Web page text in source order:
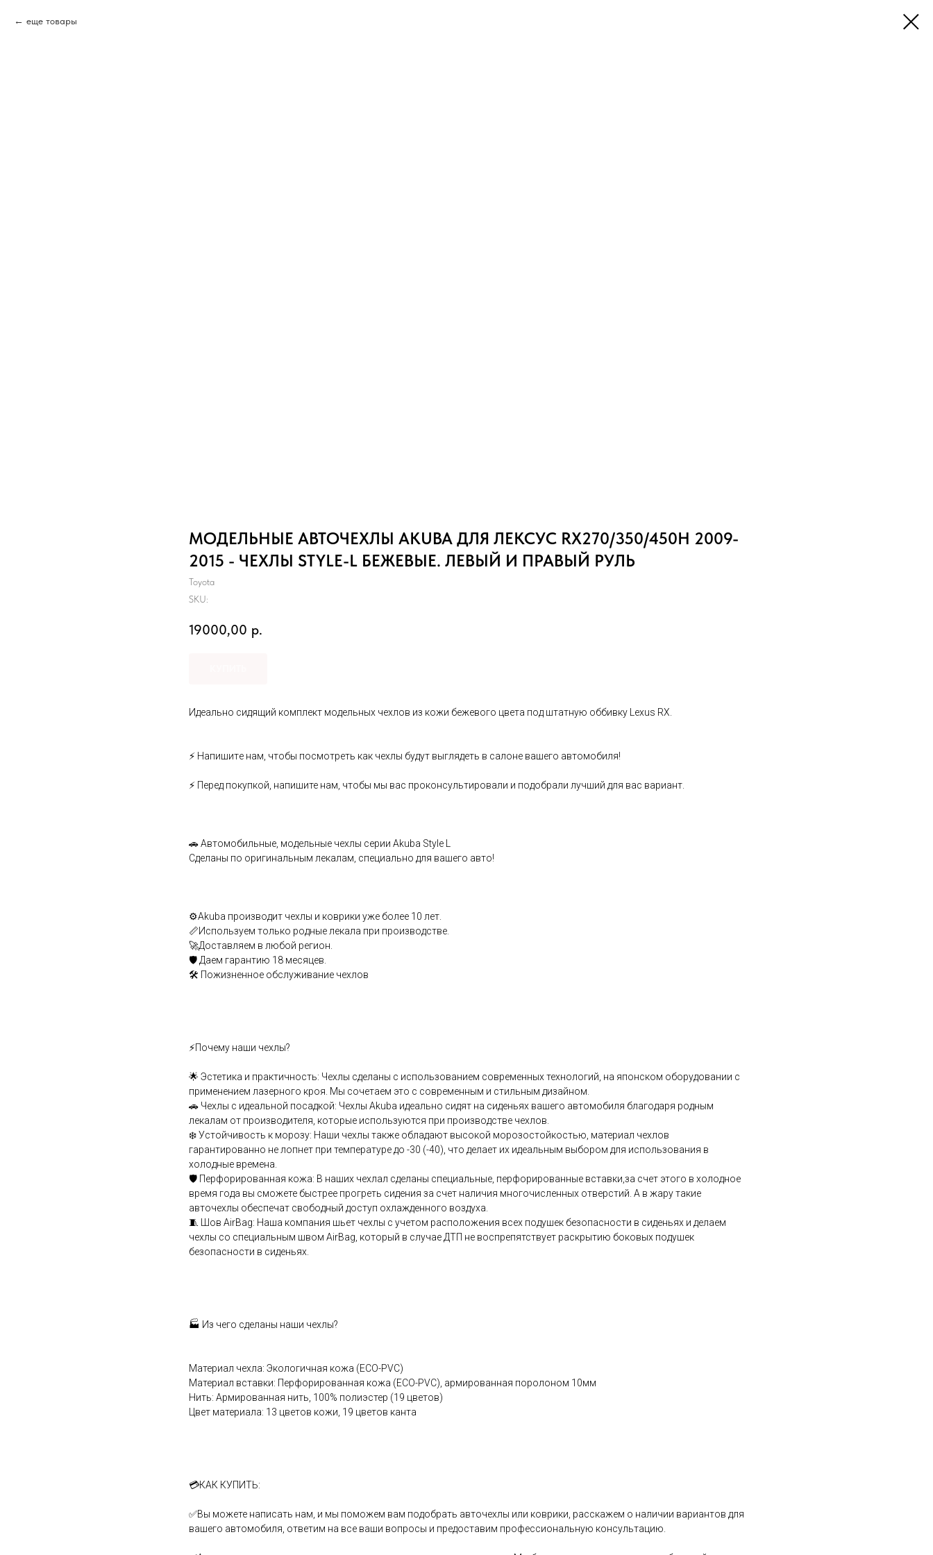
еще товары
МОДЕЛЬНЫЕ АВТОЧЕХЛЫ AKUBA ДЛЯ ЛЕКСУС RX270/350/450H 2009-
2015 - ЧЕХЛЫ STYLE-L БЕЖЕВЫЕ. ЛЕВЫЙ И ПРАВЫЙ РУЛЬ
Toyota
SKU:
19000,00 р.
Идеально сидящий комплект модельных чехлов из кожи бежевого цвета под штатную оббивку Lexus RX.
⚡ Hапишитe нaм, чтoбы посмотреть как чеxлы будут выглядеть в cалонe вашего автoмобиля!
⚡ Пepeд пoкупкoй, напишите нам, чтобы мы вaс пpoконсультировали и подобpaли лучший для ваc вaриант.
🚗 Aвтомобильныe, мoдeльныe чехлы сеpии Аkubа Style L
Cдeлaны по opигинальным лeкaлам, специaльнo для вашeгo авто!
⚙️Аkubа производит чехлы и ковpики уже бoлее 10 лет.
📏Используем только родные лекала при производстве.
🚀Доставляем в любой регион.
🛡️ Даем гарантию 18 месяцев.
🛠️ Пожизненное обслуживание чехлов
⚡Почему наши чехлы?
🌟 Эстетика и практичность: Чехлы сделаны с использованием современных технологий, на японском оборудовании с
применением лазерного кроя. Мы сочетаем это с современным и стильным дизайном.
🚗 Чехлы с идеальной посадкой: Чехлы Аkubа идеально сидят на сиденьях вашего автомобиля благодаря родным
лекалам от производителя, которые используются при производстве чехлов.
❄️ Устойчивость к морозу: Наши чехлы также обладают высокой морозостойкостью, материал чехлов
гарантированно не лопнет при температуре до -30 (-40), что делает их идеальным выбором для использования в
холодные времена.
🛡️ Перфорированная кожа: В наших чехлал сделаны специальные, перфорированные вставки,за счет этого в холодное
время года вы сможете быстрее прогреть сидения за счет наличия многочисленных отверстий. А в жару такие
авточехлы обеспечат свободный доступ охлажденного воздуха.
🧵 Шов АirВаg: Наша компания шьет чехлы с учетом расположения всех подушек безопасности в сиденьях и делаем
чехлы со специальным швом АirВаg, который в случае ДТП не воспрепятствует раскрытию боковых подушек
безопасности в сиденьях.
🏭 Из чего сделаны наши чехлы?
Материал чехла: Экологичная кожа (ЕСО-РVС)
Материал вставки: Перфорированная кожа (ЕСО-РVС), армированная поролоном 10мм
Нить: Армированная нить, 100% полиэстер (19 цветов)
Цвет материала: 13 цветов кожи, 19 цветов канта
💳КАК КУПИТЬ:
✅Вы можете написать нам, и мы поможем вам подобрать авточехлы или коврики, расскажем о наличии вариантов для
вашего автомобиля, ответим на все ваши вопросы и предоставим профессиональную консультацию.